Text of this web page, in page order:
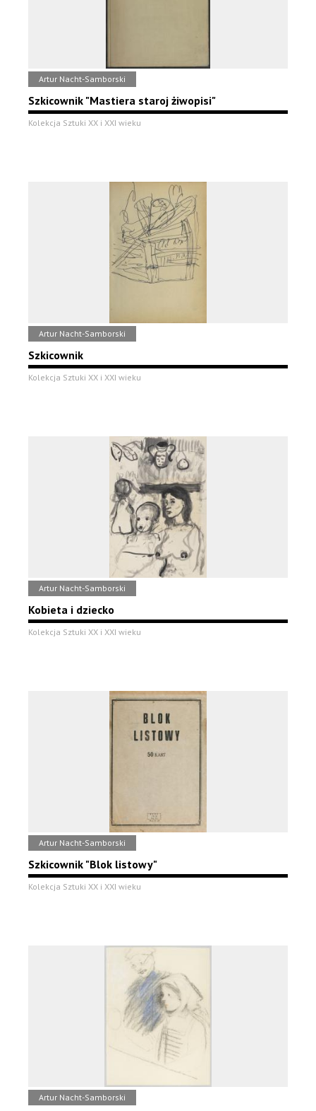
Artur Nacht-Samborski
Szkicownik "Mastiera staroj żiwopisi"
Kolekcja Sztuki XX i XXI wieku
Artur Nacht-Samborski
Szkicownik
Kolekcja Sztuki XX i XXI wieku
Artur Nacht-Samborski
Kobieta i dziecko
Kolekcja Sztuki XX i XXI wieku
Artur Nacht-Samborski
Szkicownik "Blok listowy"
Kolekcja Sztuki XX i XXI wieku
Artur Nacht-Samborski